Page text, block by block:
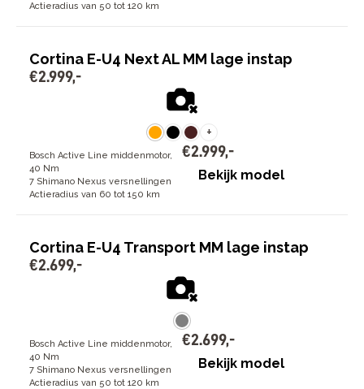
Actieradius van 50 tot 120 km
Cortina E-U4 Next AL MM lage instap
€2.999,-
+
Bosch Active Line middenmotor,
40 Nm
7 Shimano Nexus versnellingen
Actieradius van 60 tot 150 km
€2.999,-
Bekijk model
Cortina E-U4 Transport MM lage instap
€2.699,-
Bosch Active Line middenmotor,
40 Nm
7 Shimano Nexus versnellingen
Actieradius van 50 tot 120 km
€2.699,-
Bekijk model